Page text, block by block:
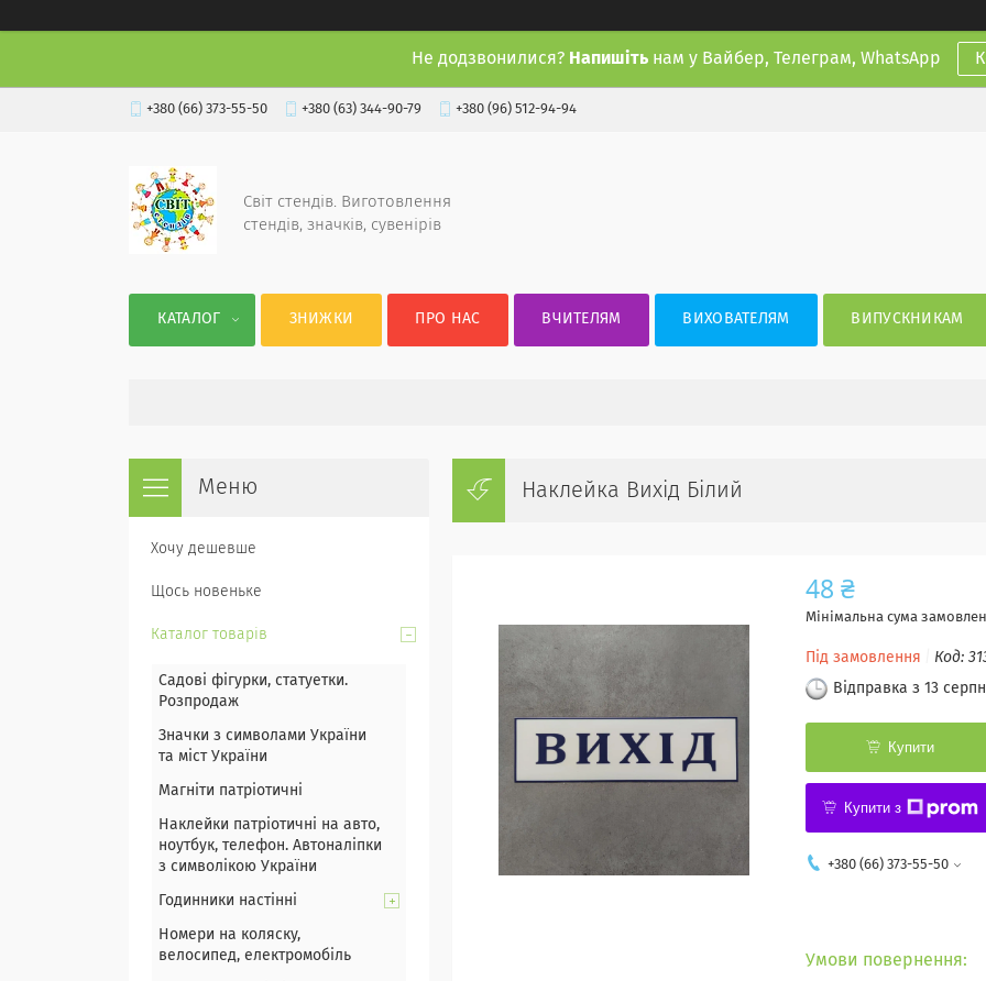
Не додзвонилися? Напишіть нам у Вайбер, Телеграм, WhatsApp
+380 (66) 373-55-50 +380 (63) 344-90-79 +380 (96) 512-94-94
Світ стендів. Виготовлення
стендів, значків, сувенірів
КАТАЛОГ ЗНИЖКИ ПРО НАС ВЧИТЕЛЯМ ВИХОВАТЕЛЯМ ВИПУСКНИКАМ
Наклейка Вихід Білий
48 ₴
Мінімальна сума
Під замовлення Код:
Відправка з 13
Купити
Купити з
+380 (66) 373-55-50
Хочу дешевше
Щось новеньке
Каталог товарів
Садові фігурки, статуетки.
Розпродаж
Значки з символами України
та міст України
Магніти патріотичні
Наклейки патріотичні на авто,
ноутбук, телефон. Автоналіпки
з символікою України
Годинники настінні
Номери на коляску,
велосипед, електромобіль